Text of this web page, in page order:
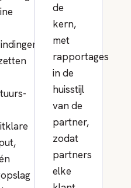
de
kern,
met
rapportages
in de
huisstijl
van de
partner,
zodat
partners
elke